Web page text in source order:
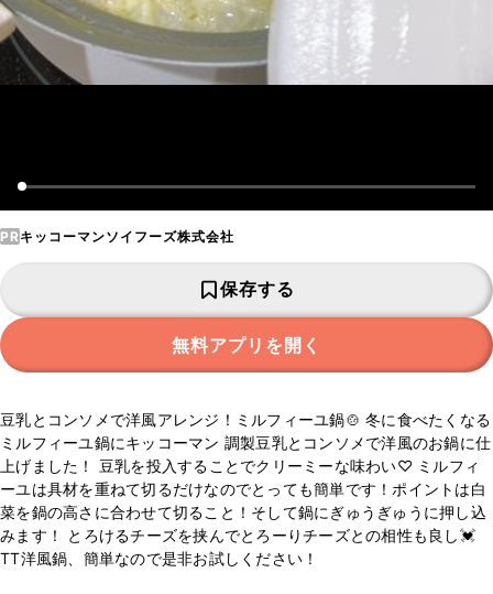
PRキッコーマンソイフーズ株式会社
保存する
無料アプリを開く
豆乳とコンソメで洋風アレンジ！ミルフィーユ鍋🍲 冬に食べたくなる
ミルフィーユ鍋にキッコーマン 調製豆乳とコンソメで洋風のお鍋に仕
上げました！ 豆乳を投入することでクリーミーな味わい♡ ミルフィ
ーユは具材を重ねて切るだけなのでとっても簡単です！ポイントは白
菜を鍋の高さに合わせて切ること！そして鍋にぎゅうぎゅうに押し込
みます！ とろけるチーズを挟んでとろーりチーズとの相性も良し💓
TT洋風鍋、簡単なので是非お試しください！